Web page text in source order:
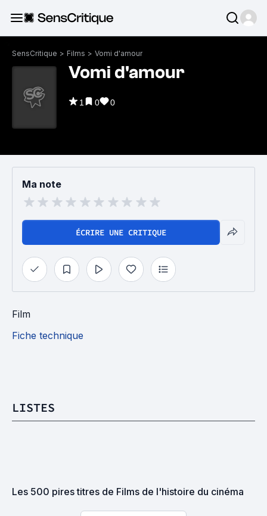
SensCritique > Films > Vomi d'amour
Vomi d'amour
1 0 0
Ma note
ÉCRIRE UNE CRITIQUE
Film
Fiche technique
LISTES
Les 500 pires titres de Films de l'histoire du cinéma